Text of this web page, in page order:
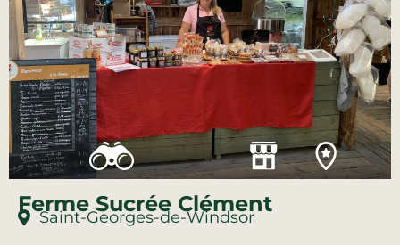
Ferme Sucrée Clément
Saint-Georges-de-Windsor